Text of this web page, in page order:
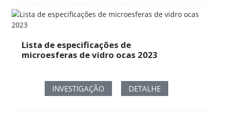
Lista de especificações de
microesferas de vidro ocas 2023
INVESTIGAÇÃO DETALHE